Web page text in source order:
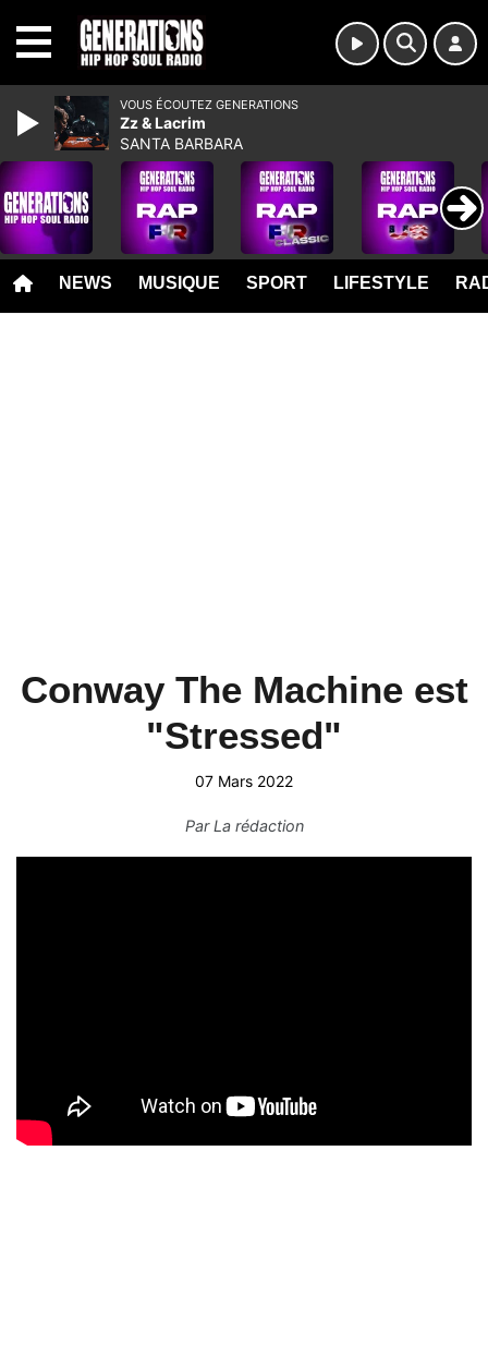
NEWS MUSIQUE SPORT LIFESTYLE
Conway The Machine est
"Stressed"
07 Mars 2022
ParLa rédaction
VOUS ÉCOUTEZ GENERATIONS
Zz & Lacrim
SANTA BARBARA